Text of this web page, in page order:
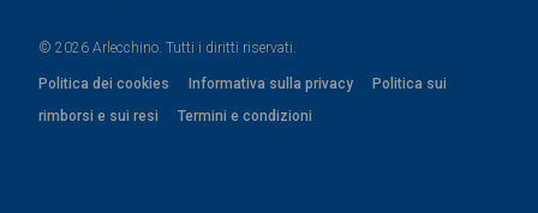
© 2026 Arlecchino. Tutti i diritti riservati.
Politica dei cookies Informativa sulla privacy
Politica sui
rimborsi e sui resi
Termini e condizioni